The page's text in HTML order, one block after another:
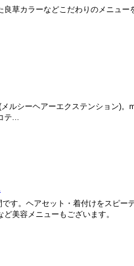
草カラーなどこだわりのメニュー
ルシーヘアーエクステンション)。
テ...
す。ヘアセット・着付けをスピー
美容メニューもございます。